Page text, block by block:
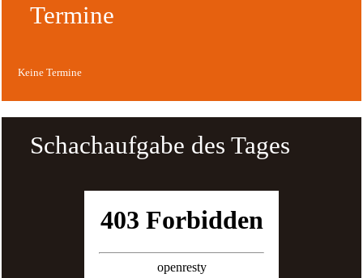
Termine
Keine Termine
Schachaufgabe des Tages